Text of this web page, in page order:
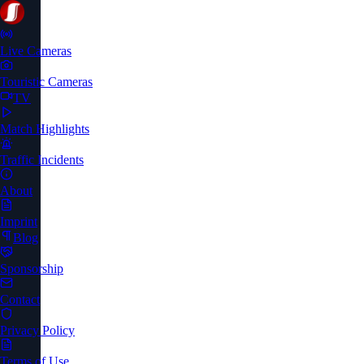
Live Cameras
Touristic Cameras
TV
Match Highlights
Traffic Incidents
About
Imprint
Blog
Sponsorship
Contact
Privacy Policy
Terms of Use